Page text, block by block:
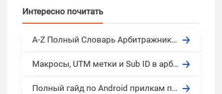
Интересно почитать
A-Z Полный Словарь Арбитражника Трафика, обновление 2026
Макросы, UTM метки и Sub ID в арбитраже
Полный гайд по Android прилкам под арбитраж трафика в 2026